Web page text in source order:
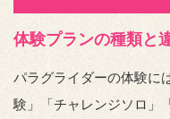
体験プランの種類と
パラグライダーの体験に
験」「チャレンジソロ」